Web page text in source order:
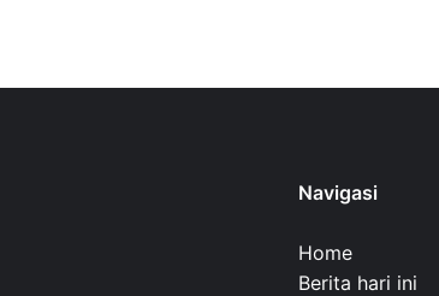
Navigasi
Home
Berita hari ini